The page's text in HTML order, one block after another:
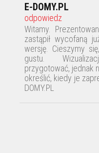
E-DOMY.PL
odpowiedz
Witamy.
zastąpił wycofaną
wersję. Cieszymy
gustu.
przygotować, jednak
określić, kiedy je
DOMY.PL